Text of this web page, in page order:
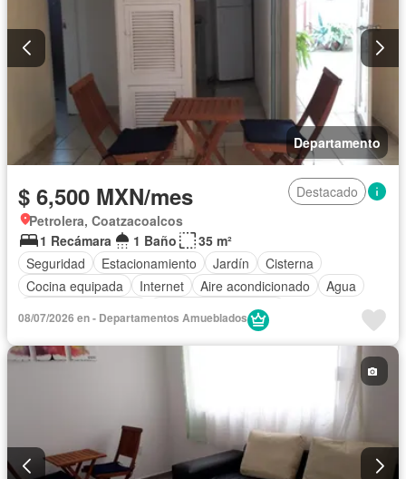
Departamento
$ 6,500 MXN/mes
Destacado
Petrolera, Coatzacoalcos
1 Recámara
1 Baño
35 m²
Seguridad
Estacionamiento Jardín
Cisterna
Cocina equipada
Internet Aire acondicionado
Agua
Recámara con closet
Permite mascotas
Completamente amueblado
08/07/2026 en - Departamentos Amueblados